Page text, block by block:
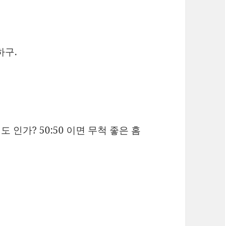
구.
인가? 50:50 이면 무척 좋은 홈